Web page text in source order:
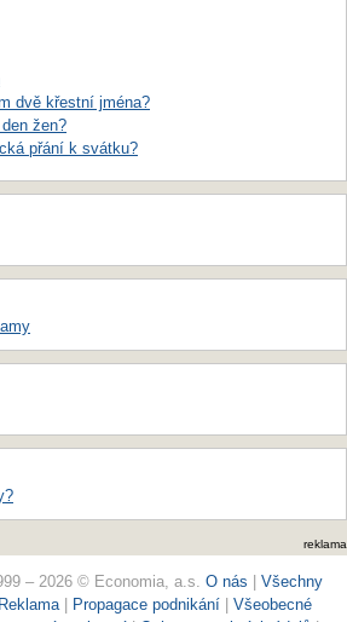
dvě křestní jména?
žen?
přání k svátku?
reklama
– 2026 © Economia, a.s. O nás
Všechny
Reklama Propagace podnikání| Všeobecné